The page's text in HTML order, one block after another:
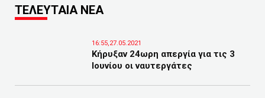
ΤΕΛΕΥΤΑΙΑ ΝΕΑ
16:55,27.05.2021
Κήρυξαν 24ωρη απεργία για τις 3
Ιουνίου οι ναυτεργάτες